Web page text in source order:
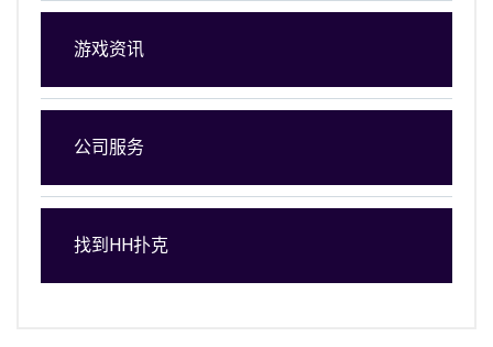
游戏资讯
公司服务
找到HH扑克